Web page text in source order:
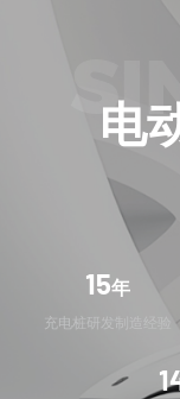
电
15年
充电桩研发制造经验